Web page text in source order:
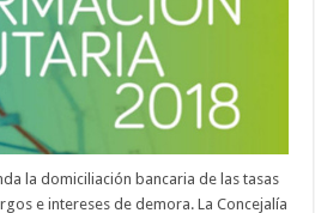
la domiciliación bancaria de las tasas
e intereses de demora. La Concejalía